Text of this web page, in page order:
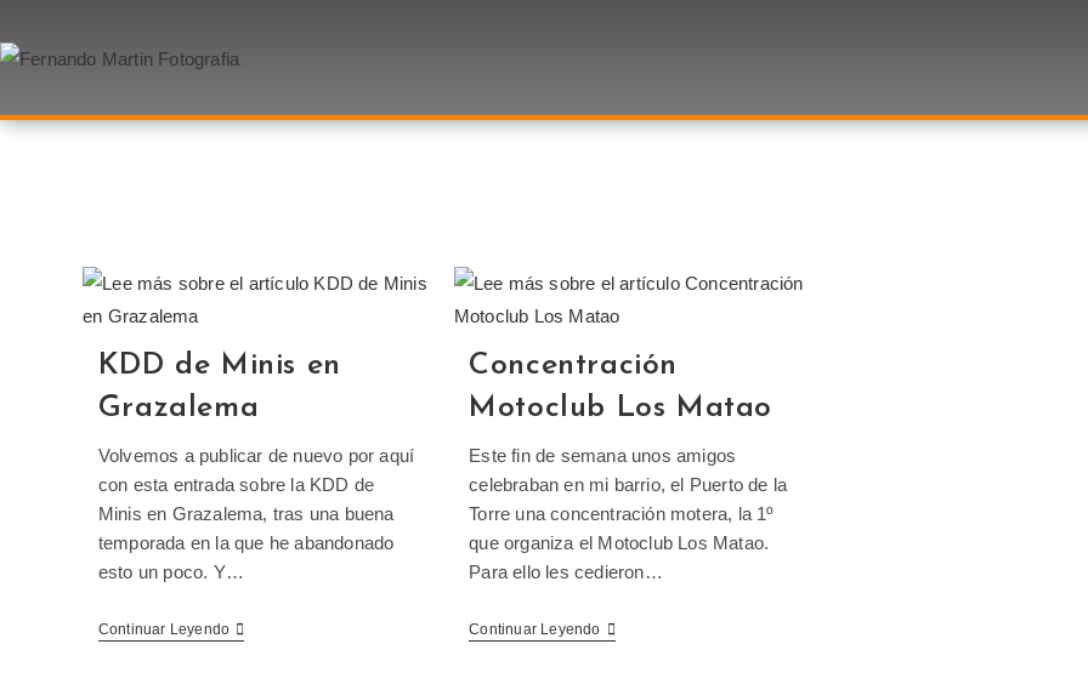
KDD de Minis en
Grazalema
Volvemos a publicar de nuevo por aquí
con esta entrada sobre la KDD de
Minis en Grazalema, tras una buena
temporada en la que he abandonado
esto un poco. Y…
Continuar Leyendo
Concentración
Motoclub Los Matao
Este fin de semana unos amigos
celebraban en mi barrio, el Puerto de la
Torre una concentración motera, la 1º
que organiza el Motoclub Los Matao.
Para ello les cedieron…
Continuar Leyendo